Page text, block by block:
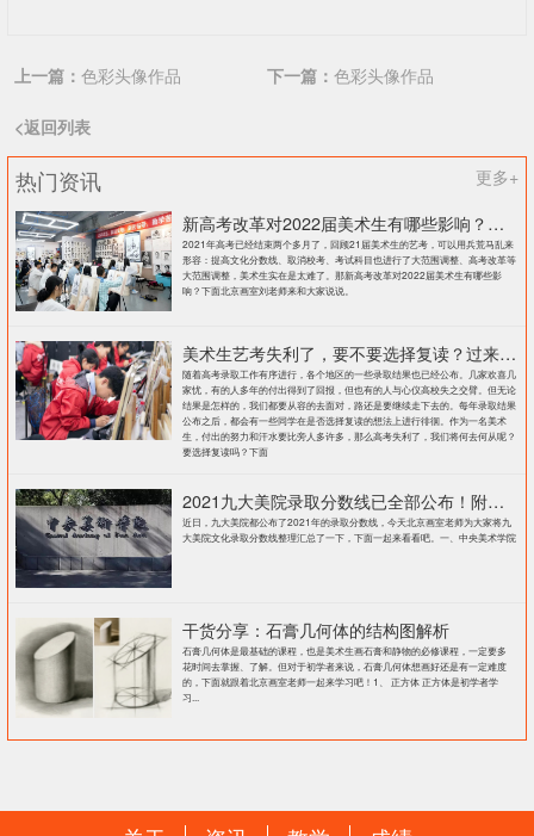
上一篇： 色彩头像作品 下一篇： 色彩头像作品
<返回列表
热门资讯
更多+
新高考改革对2022届美术生有哪些影响？北京画室刘老师来和大家说说
2021年高考已经结束两个多月了，回顾21届美术生的艺考，可以用兵荒马乱来
形容：提高文化分数线、取消校考、考试科目也进行了大范围调整、高考改革等
大范围调整，美术生实在是太难了。那新高考改革对2022届美术生有哪些影
响？下面北京画室刘老师来和大家说说。
美术生艺考失利了，要不要选择复读？过来人提出这几点建议
随着高考录取工作有序进行，各个地区的一些录取结果也已经公布。几家欢喜几
家忧，有的人多年的付出得到了回报，但也有的人与心仪高校失之交臂。但无论
结果是怎样的，我们都要从容的去面对，路还是要继续走下去的。每年录取结果
公布之后，都会有一些同学在是否选择复读的想法上进行徘徊。作为一名美术
生，付出的努力和汗水要比旁人多许多，那么高考失利了，我们将何去何从呢？
要选择复读吗？下面
2021九大美院录取分数线已全部公布！附各大院校录取分数线汇总！
近日，九大美院都公布了2021年的录取分数线，今天北京画室老师为大家将九
大美院文化录取分数线整理汇总了一下，下面一起来看看吧。一、中央美术学院
干货分享：石膏几何体的结构图解析
石膏几何体是最基础的课程，也是美术生画石膏和静物的必修课程，一定要多
花时间去掌握、了解。但对于初学者来说，石膏几何体想画好还是有一定难度
的，下面就跟着北京画室老师一起来学习吧！1、 正方体 正方体是初学者学
习...